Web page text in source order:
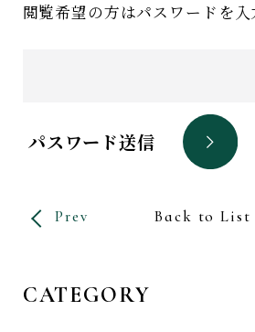
閲覧希望の方はパスワードを入
パスワード送信
Prev Back to List
CATEGORY